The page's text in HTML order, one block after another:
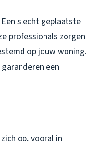
slecht geplaatste
professionals zorgen
op jouw woning.
een
op, vooral in